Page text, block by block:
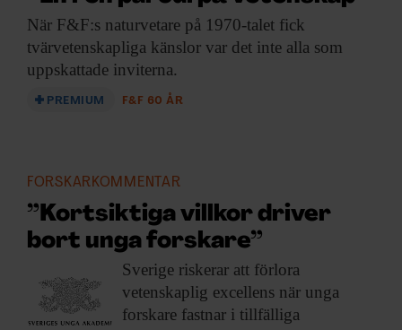
När F&F:s naturvetare på 1970-talet fick
tvärvetenskapliga känslor var det inte alla som
uppskattade inviterna.
PREMIUM F&F 60 ÅR
FORSKARKOMMENTAR
”Kortsiktiga villkor driver
bort unga forskare”
Sverige riskerar att förlora
vetenskaplig excellens när unga
forskare fastnar i tillfälliga